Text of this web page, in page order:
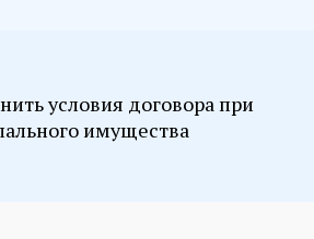
условия договора при
имущества